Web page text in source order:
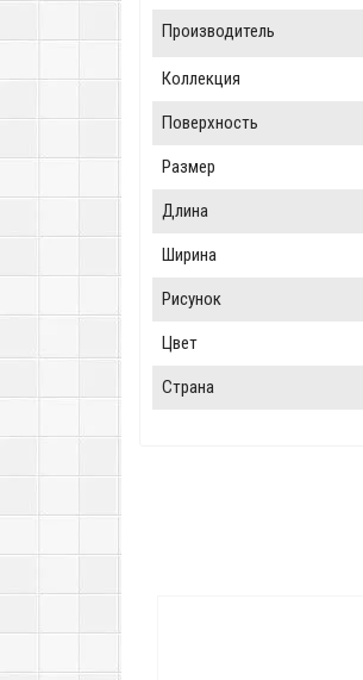
Производитель
Коллекция
Поверхность
Размер
Длина
Ширина
Рисунок
Цвет
Страна